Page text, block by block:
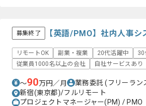
募集終了 【英語/PMO】社内人事
リモートOK 副業・複業 20代活躍中 30
従業員1000名以上の会社
自社サービスあり
〜90万円／月 業務委託(フリーラン
新宿(東京都)/フルリモート
プロジェクトマネージャー(PM) / PMO